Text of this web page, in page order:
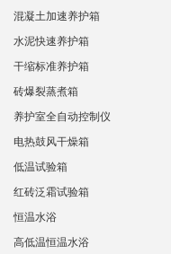
混凝土加速养护箱
水泥快速养护箱
干缩标准养护箱
砖爆裂蒸煮箱
养护室全自动控制仪
电热鼓风干燥箱
低温试验箱
红砖泛霜试验箱
恒温水浴
高低温恒温水浴